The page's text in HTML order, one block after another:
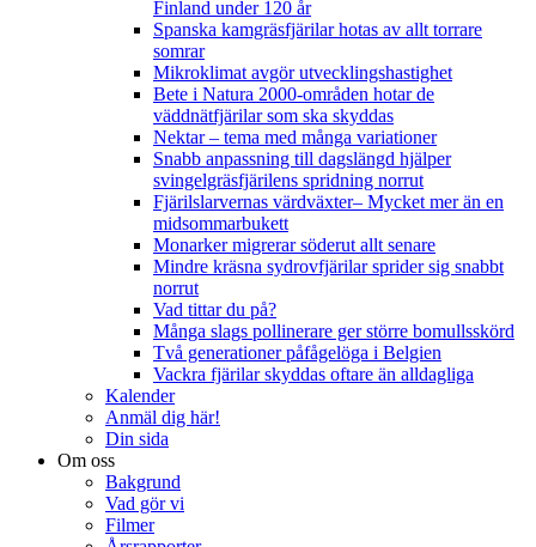
Finland under 120 år
Spanska kamgräsfjärilar hotas av allt torrare
somrar
Mikroklimat avgör utvecklingshastighet
Bete i Natura 2000-områden hotar de
väddnätfjärilar som ska skyddas
Nektar – tema med många variationer
Snabb anpassning till dagslängd hjälper
svingelgräsfjärilens spridning norrut
Fjärilslarvernas värdväxter– Mycket mer än en
midsommarbukett
Monarker migrerar söderut allt senare
Mindre kräsna sydrovfjärilar sprider sig snabbt
norrut
Vad tittar du på?
Många slags pollinerare ger större bomullsskörd
Två generationer påfågelöga i Belgien
Vackra fjärilar skyddas oftare än alldagliga
Kalender
Anmäl dig här!
Din sida
Om oss
Bakgrund
Vad gör vi
Filmer